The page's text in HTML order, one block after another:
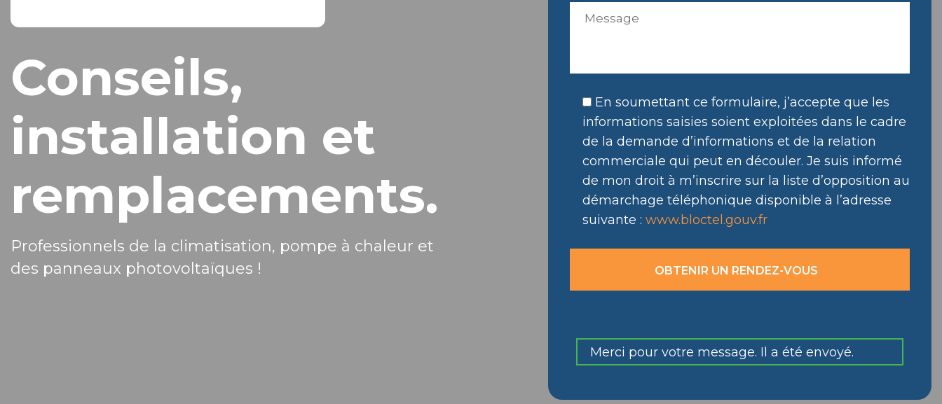
Conseils,
installation et
remplacements.
Professionnels de la climatisation, pompe à chaleur et
des panneaux photovoltaïques !
En soumettant ce formulaire, j’accepte que les
informations saisies soient exploitées dans le cadre
de la demande d’informations et de la relation
commerciale qui peut en découler. Je suis informé
de mon droit à m’inscrire sur la liste d’opposition au
démarchage téléphonique disponible à l’adresse
suivante : www.bloctel.gouv.fr
Merci pour votre message. Il a été envoyé.